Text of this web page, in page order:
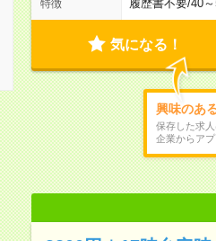
特徴 履歴書不要/40
気になる！
興味のあ
保存した求
企業からア